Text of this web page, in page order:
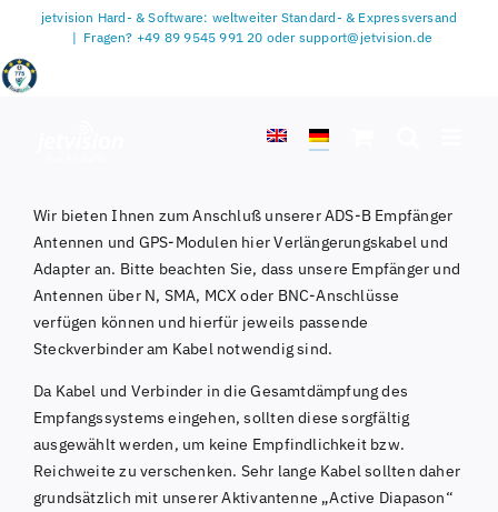
springen
jetvision Hard- & Software: weltweiter Standard- & Expressversand
| Fragen? +49 89 9545 991 20 oder support@jetvision.de
Wir bieten Ihnen zum Anschluß unserer ADS-B Empfänger
Antennen und GPS-Modulen hier Verlängerungskabel und
Adapter an. Bitte beachten Sie, dass unsere Empfänger und
Antennen über N, SMA, MCX oder BNC-Anschlüsse
verfügen können und hierfür jeweils passende
Steckverbinder am Kabel notwendig sind.
Da Kabel und Verbinder in die Gesamtdämpfung des
Empfangssystems eingehen, sollten diese sorgfältig
ausgewählt werden, um keine Empfindlichkeit bzw.
Reichweite zu verschenken. Sehr lange Kabel sollten daher
grundsätzlich mit unserer Aktivantenne „Active Diapason“